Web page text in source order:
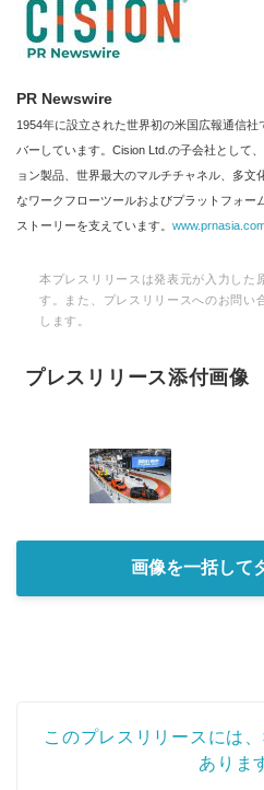
PR Newswire
1954年に設立された世界初の米国広報通信
バーしています。Cision Ltd.の子会社として
ョン製品、世界最大のマルチチャネル、多文
なワークフローツールおよびプラットフォー
ストーリーを支えています。
本プレスリリースは発表元が入力した
す。また、プレスリリースへのお問い
します。
プレスリリース添付画像
画像を一括して
このプレスリリースには
ありま